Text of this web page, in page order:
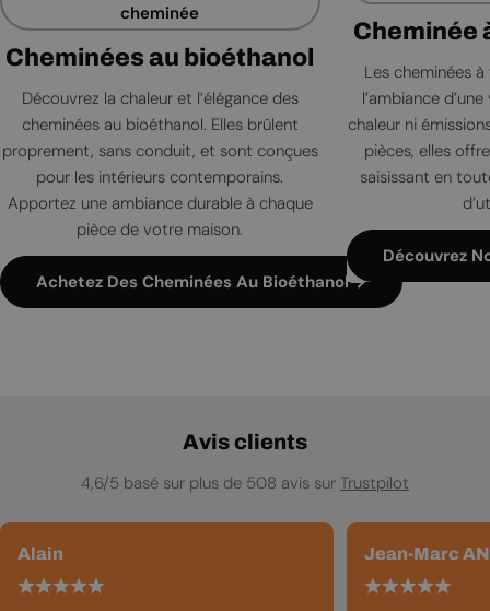
cheminée
Cheminées au bioéthanol
Découvrez la chaleur et l’élégance des
cheminées au bioéthanol. Elles brûlent
proprement, sans conduit, et sont conçues
pour les intérieurs contemporains.
Apportez une ambiance durable à chaque
pièce de votre maison.
Achetez Des Cheminées Au Bioéthanol
Cheminée
Les cheminées
l’ambiance
chaleur ni
pièces, elles
saisissant en
Découvrez
Avis clients
4,6/5 basé sur plus de 508 avis sur Trustpilot
Alain Jean-Marc